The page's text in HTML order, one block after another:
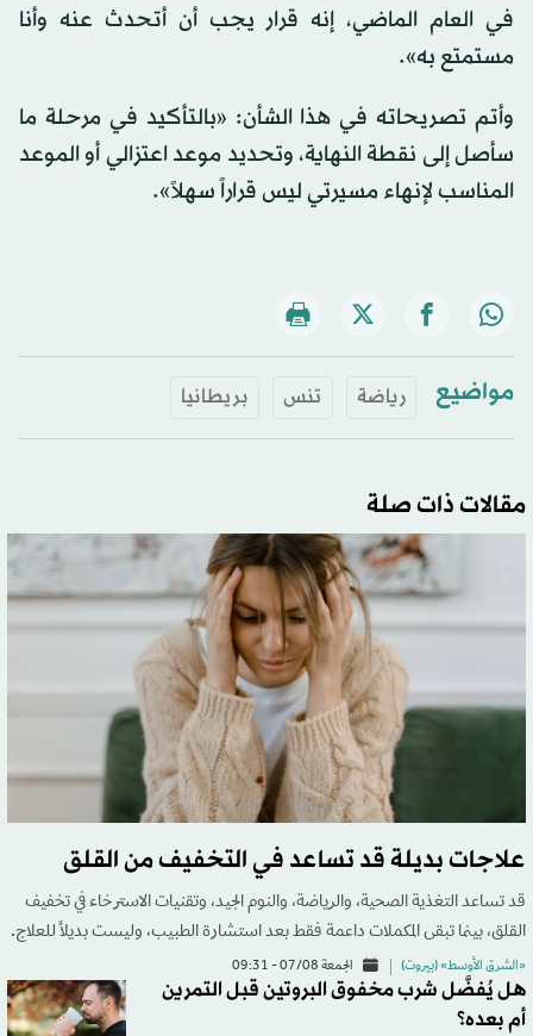
في العام الماضي، إنه قرار يجب أن أتحدث عنه وأنا
مستمتع به».
وأتم تصريحاته في هذا الشأن: «بالتأكيد في مرحلة ما
سأصل إلى نقطة النهاية، وتحديد موعد اعتزالي أو الموعد
المناسب لإنهاء مسيرتي ليس قراراً سهلاً».
مواضيع رياضة تنس بريطانيا
مقالات ذات صلة
علاجات بديلة قد تساعد في التخفيف من القلق
قد تساعد التغذية الصحية، والرياضة، والنوم الجيد، وتقنيات الاسترخاء في تخفيف
القلق، بينما تبقى المكملات داعمة فقط بعد استشارة الطبيب، وليست بديلاً للعلاج.
«الشرق الأوسط» (بيروت) الجمعة 07/08 - 09:31
هل يُفضَّل شرب مخفوق البروتين قبل التمرين
أم بعده؟